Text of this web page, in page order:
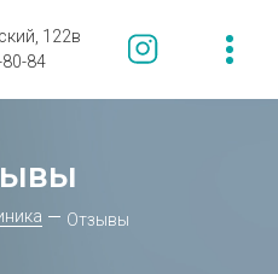
122в
84
Отзывы